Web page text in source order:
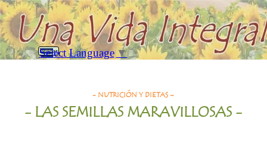
Vaya al Contenido
Saltar menú
Select Language ▼
Buscar
- NUTRICIÓN Y DIETAS–
- LAS SEMILLAS MARAVILLOSAS -